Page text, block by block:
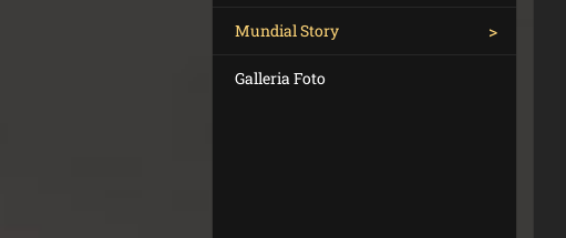
Mundial Story
Galleria Foto